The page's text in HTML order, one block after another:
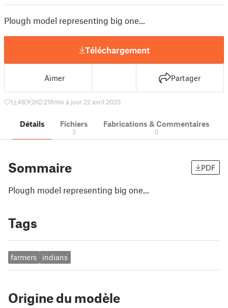
Plough model representing big one...
Téléchargement
Aimer Partager
1 48 0 216mis à jour 22 avril 2023
Détails Fichiers
3
Fabrications & Commentaires
0
Sommaire PDF
Plough model representing big one...
Tags
farmers indians
Origine du modèle